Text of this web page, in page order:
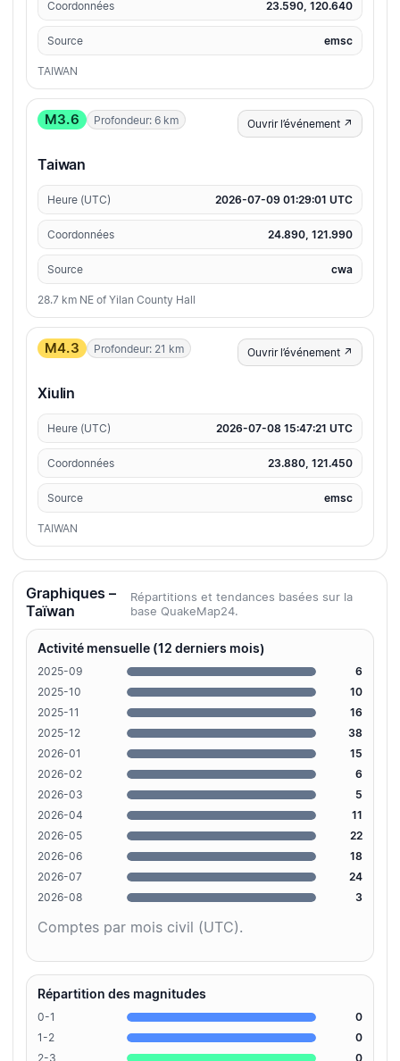
Coordonnées 23.590, 120.640
Source emsc
TAIWAN
M3.6 Profondeur: 6 km Ouvrir l’événement ↗
Taiwan
Heure (UTC) 2026-07-09 01:29:01 UTC
Coordonnées 24.890, 121.990
Source cwa
28.7 km NE of Yilan County Hall
M4.3 Profondeur: 21 km Ouvrir l’événement ↗
Xiulin
Heure (UTC) 2026-07-08 15:47:21 UTC
Coordonnées 23.880, 121.450
Source emsc
TAIWAN
Graphiques –
Taïwan
Répartitions et tendances basées sur la
base QuakeMap24.
Activité mensuelle (12 derniers mois)
2025-09
6
2025-10
10
2025-11
16
2025-12
38
2026-01
15
2026-02
6
2026-03
5
2026-04
11
2026-05
22
2026-06
18
2026-07
24
2026-08
3
Comptes par mois civil (UTC).
Répartition des magnitudes
0-1
0
1-2
0
2-3
0